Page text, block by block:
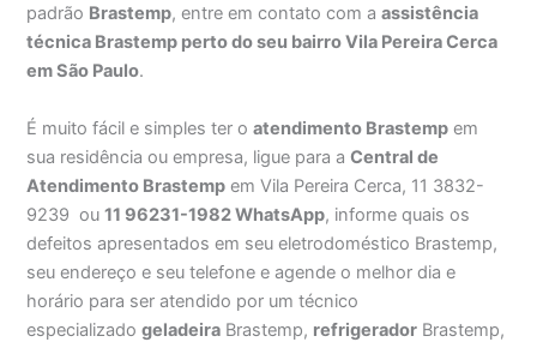
padrão Brastemp, entre em contato com aassistência
técnica Brastemp perto do seu bairro Vila Pereira Cerca
em São Paulo.
É muito fácil e simples ter oatendimento Brastemp em
sua residência ou empresa, ligue para aCentral de
Atendimento Brastemp em Vila Pereira Cerca, 11 3832-
9239 ou11 96231-1982 WhatsApp, informe quais os
defeitos apresentados em seu eletrodoméstico Brastemp,
seu endereço e seu telefone e agende o melhor dia e
horário para ser atendido por um técnico
especializadogeladeira Brastemp, refrigerador Brastemp,